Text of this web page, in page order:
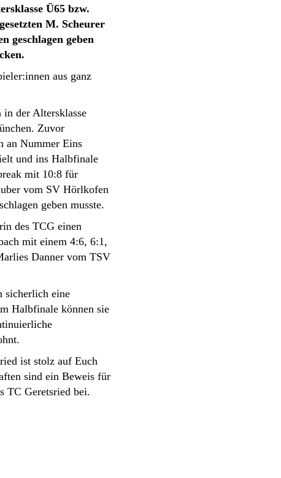
Ü65 bzw.
M. Scheurer
geschlagen geben
aus ganz
in der Altersklasse
Zuvor
an Nummer Eins
und ins Halbfinale
mit 10:8 für
vom SV Hörlkofen
geben musste.
des TCG einen
mit einem 4:6, 6:1,
Danner vom TSV
sicherlich eine
Halbfinale können sie
ist stolz auf Euch
sind ein Beweis für
TC Geretsried bei.